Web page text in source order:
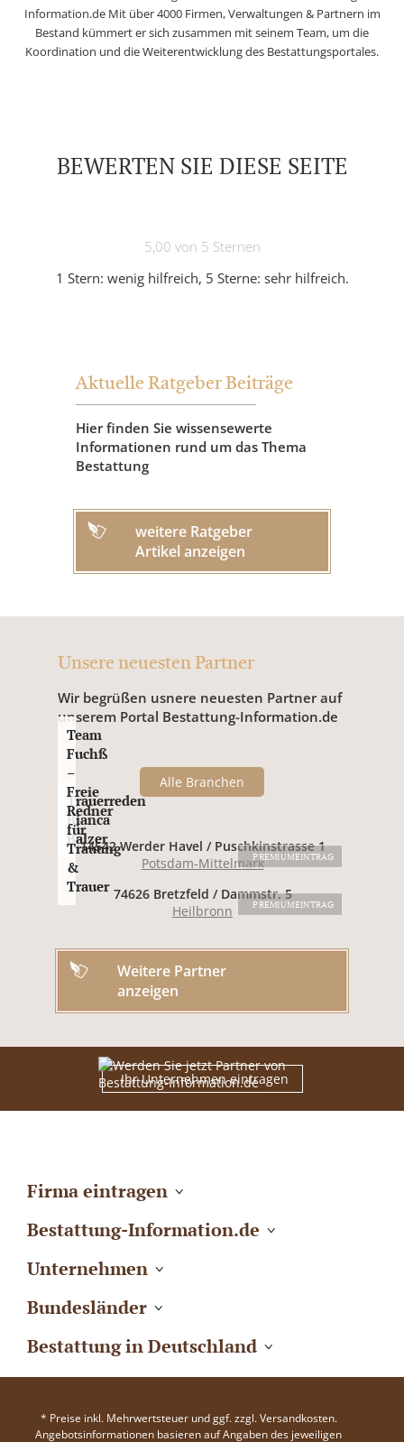
Information.de Mit über 4000 Firmen, Verwaltungen & Partnern im
Bestand kümmert er sich zusammen mit seinem Team, um die
Koordination und die Weiterentwicklung des Bestattungsportales.
BEWERTEN SIE DIESE SEITE
5,00 von 5 Sternen
1 Stern: wenig hilfreich, 5 Sterne: sehr hilfreich.
Aktuelle Ratgeber Beiträge
Hier finden Sie wissensewerte
Informationen rund um das Thema
Bestattung
weitere Ratgeber
Artikel anzeigen
Unsere neuesten Partner
Wir begrüßen usnere neuesten Partner auf
unserem Portal Bestattung-Information.de
Alle Branchen
PREMIUMEINTRAG
Trauerreden
Bianca
Balzer
14542 Werder Havel / Puschkinstrasse 1
Potsdam-Mittelmark
PREMIUMEINTRAG
Team
Fuchß
–
Freie
Redner
für
Trauung
&
Trauer 74626 Bretzfeld / Dammstr. 5
Heilbronn
Weitere Partner
anzeigen
Ihr Unternehmen eintragen
Firma eintragen
Bestattung-Information.de
Unternehmen
Bundesländer
Bestattung in Deutschland
* Preise inkl. Mehrwertsteuer und ggf. zzgl. Versandkosten.
Angebotsinformationen basieren auf Angaben des jeweiligen